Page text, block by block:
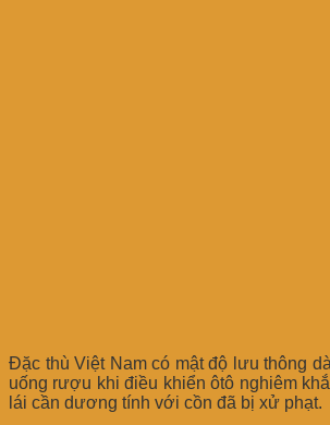
Đặc thù Việt Nam có mật độ lưu thông
uống rượu khi điều khiển ôtô nghiêm
lái cần dương tính với cồn đã bị xử phạt.